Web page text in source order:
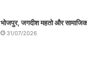
भोजपुर, जगदीश महतो और
31/07/2026